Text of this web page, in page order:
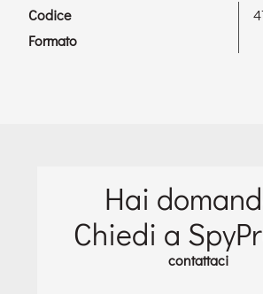
Codice
Formato
Hai
Chiedi a
contattaci